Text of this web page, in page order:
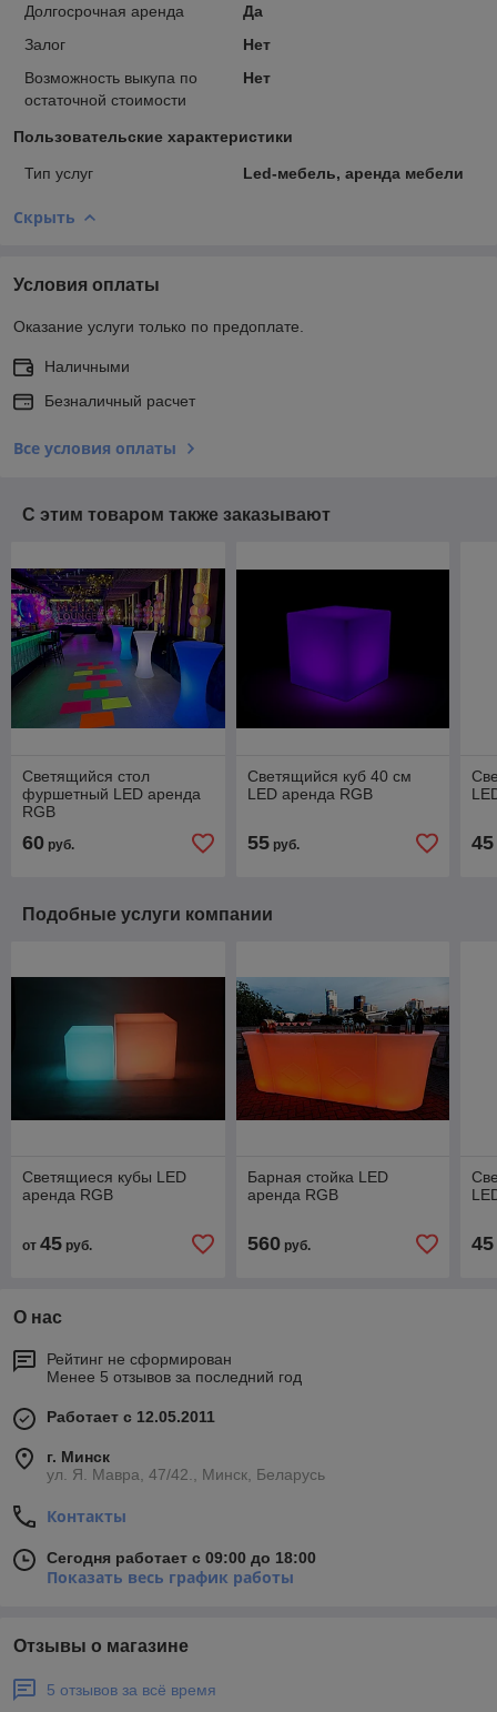
Долгосрочная аренда
Да
Залог
Нет
Возможность выкупа по
остаточной стоимости
Нет
Пользовательские характеристики
Тип услуг Led-мебель, аренда мебели
Скрыть
Условия оплаты
Оказание услуги только по предоплате.
Наличными
Безналичный расчет
Все условия оплаты
С этим товаром также заказывают
Светящийся стол
фуршетный LED аренда
RGB
60 руб.
Светящийся куб 40 см
LED аренда RGB
55руб. 45
Подобные услуги компании
Светящиеся кубы LED
аренда RGB
от 45 руб.
Барная стойка LED
аренда RGB
560руб. 45
О нас
Рейтинг не сформирован
Менее 5 отзывов за последний год
Работает с 12.05.2011
г. Минск
ул. Я. Мавра, 47/42., Минск, Беларусь
Контакты
Сегодня работает с 09:00 до 18:00
Показать весь график работы
Отзывы о магазине
5 отзывов за всё время